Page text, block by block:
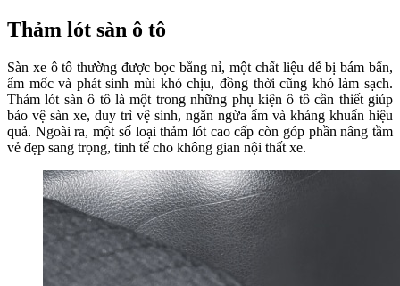
Thảm lót sàn ô tô
Sàn xe ô tô thường được bọc bằng nỉ, một chất liệu dễ bị bám bẩn,
ẩm mốc và phát sinh mùi khó chịu, đồng thời cũng khó làm sạch.
Thảm lót sàn ô tô là một trong những phụ kiện ô tô cần thiết giúp
bảo vệ sàn xe, duy trì vệ sinh, ngăn ngừa ẩm và kháng khuẩn hiệu
quả. Ngoài ra, một số loại thảm lót cao cấp còn góp phần nâng tầm
vẻ đẹp sang trọng, tinh tế cho không gian nội thất xe.